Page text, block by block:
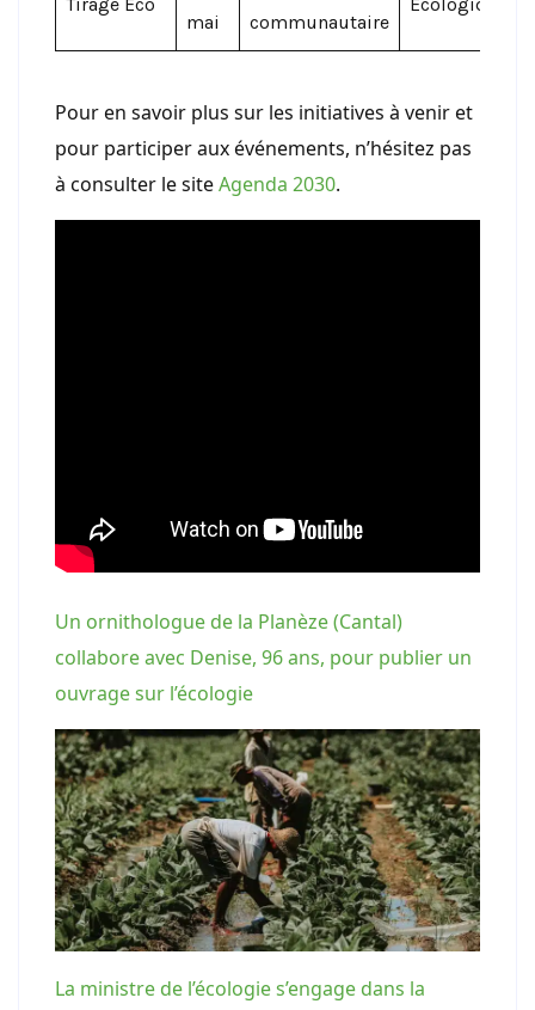
mai communautaire
Pour en savoir plus sur les initiatives à venir et
pour participer aux événements, n’hésitez pas
à consulter le siteAgenda 2030.
Un ornithologue de la Planèze (Cantal)
collabore avec Denise, 96 ans, pour publier un
ouvrage sur l’écologie
La ministre de l’écologie s’engage dans la